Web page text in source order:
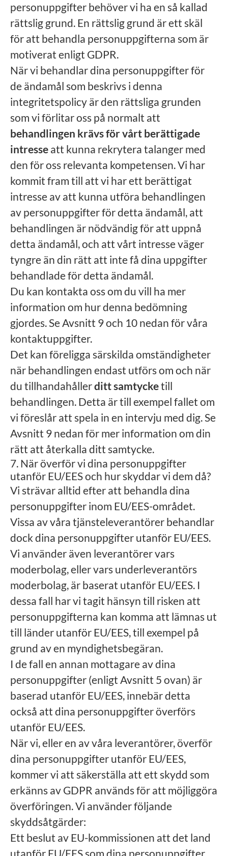
personuppgifter behöver vi ha en så kallad
rättslig grund. En rättslig grund är ett skäl
för att behandla personuppgifterna som är
motiverat enligt GDPR.
När vi behandlar dina personuppgifter för
de ändamål som beskrivs i denna
integritetspolicy är den rättsliga grunden
som vi förlitar oss på normalt att
behandlingen krävs för vårt berättigade
intresse att kunna rekrytera talanger med
den för oss relevanta kompetensen. Vi har
kommit fram till att vi har ett berättigat
intresse av att kunna utföra behandlingen
av personuppgifter för detta ändamål, att
behandlingen är nödvändig för att uppnå
detta ändamål, och att vårt intresse väger
tyngre än din rätt att inte få dina uppgifter
behandlade för detta ändamål.
Du kan kontakta oss om du vill ha mer
information om hur denna bedömning
gjordes. Se Avsnitt 9 och 10 nedan för våra
kontaktuppgifter.
Det kan föreligga särskilda omständigheter
när behandlingen endast utförs om och när
du tillhandahållerditt samtycketill
behandlingen. Detta är till exempel fallet om
vi föreslår att spela in en intervju med dig. Se
Avsnitt 9 nedan för mer information om din
rätt att återkalla ditt samtycke.
7. När överför vi dina personuppgifter
utanför EU/EES och hur skyddar vi dem då?
Vi strävar alltid efter att behandla dina
personuppgifter inom EU/EES-området.
Vissa av våra tjänsteleverantörer behandlar
dock dina personuppgifter utanför EU/EES.
Vi använder även leverantörer vars
moderbolag, eller vars underleverantörs
moderbolag, är baserat utanför EU/EES. I
dessa fall har vi tagit hänsyn till risken att
personuppgifterna kan komma att lämnas ut
till länder utanför EU/EES, till exempel på
grund av en myndighetsbegäran.
I de fall en annan mottagare av dina
personuppgifter (enligt Avsnitt 5 ovan) är
baserad utanför EU/EES, innebär detta
också att dina personuppgifter överförs
utanför EU/EES.
När vi, eller en av våra leverantörer, överför
dina personuppgifter utanför EU/EES,
kommer vi att säkerställa att ett skydd som
erkänns av GDPR används för att möjliggöra
överföringen. Vi använder följande
skyddsåtgärder:
Ett beslut av EU-kommissionen att det land
utanför EU/EES som dina personuppgifter